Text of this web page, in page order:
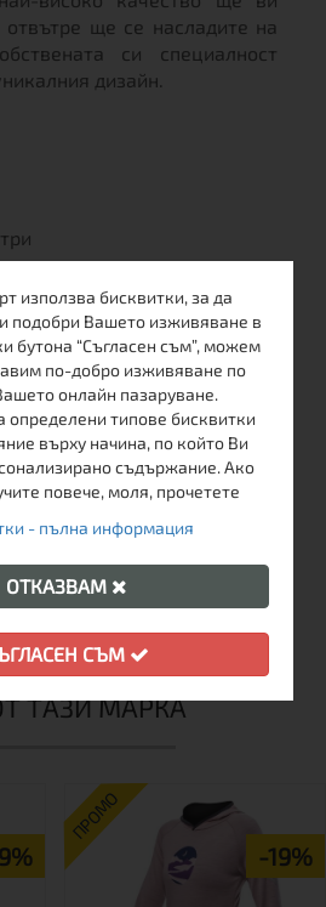
отвътре ще се насладите на
си специалност
дизайн.
ТАЗИ МАРКА
ПРОМО
-19%
използва бисквитки, за да
подобри Вашето изживяване в
бутона “Съгласен съм”, можем
по-добро изживяване по
онлайн пазаруване.
определени типове бисквитки
върху начина, по който Ви
съдържание. Ако
повече, моля, прочетете
- пълна информация
ОТКАЗВАМ
СЪМ